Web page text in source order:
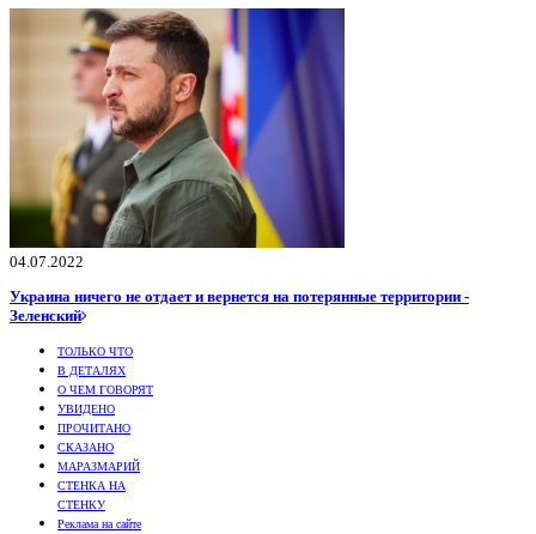
04.07.2022
Украина ничего не отдает и вернется на потерянные территории -
Зеленский
ТОЛЬКО ЧТО
В ДЕТАЛЯХ
О ЧЕМ ГОВОРЯТ
УВИДЕНО
ПРОЧИТАНО
СКАЗАНО
МАРАЗМАРИЙ
СТЕНКА НА
СТЕНКУ
Реклама на сайте